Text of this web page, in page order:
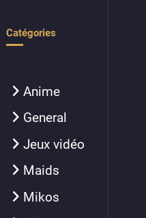
Catégories
Anime
General
Jeux vidéo
Maids
Mikos